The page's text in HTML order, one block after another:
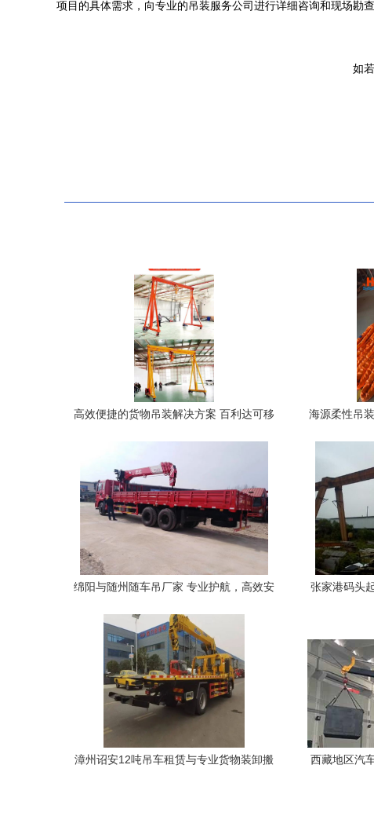
项目的具体需求，向专业的吊装服务公司进行详细咨询和现场勘
如
高效便捷的货物吊装解决方案 百利达可移
海源柔性吊
绵阳与随州随车吊厂家 专业护航，高效安
张家港码头
漳州诏安12吨吊车租赁与专业货物装卸搬
西藏地区汽